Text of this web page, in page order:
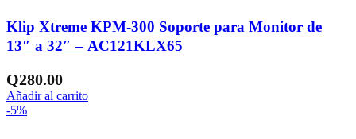
Klip Xtreme KPM-300 Soporte para Monitor de
13″ a 32″ – AC121KLX65
Q280.00
Añadir al carrito
-5%